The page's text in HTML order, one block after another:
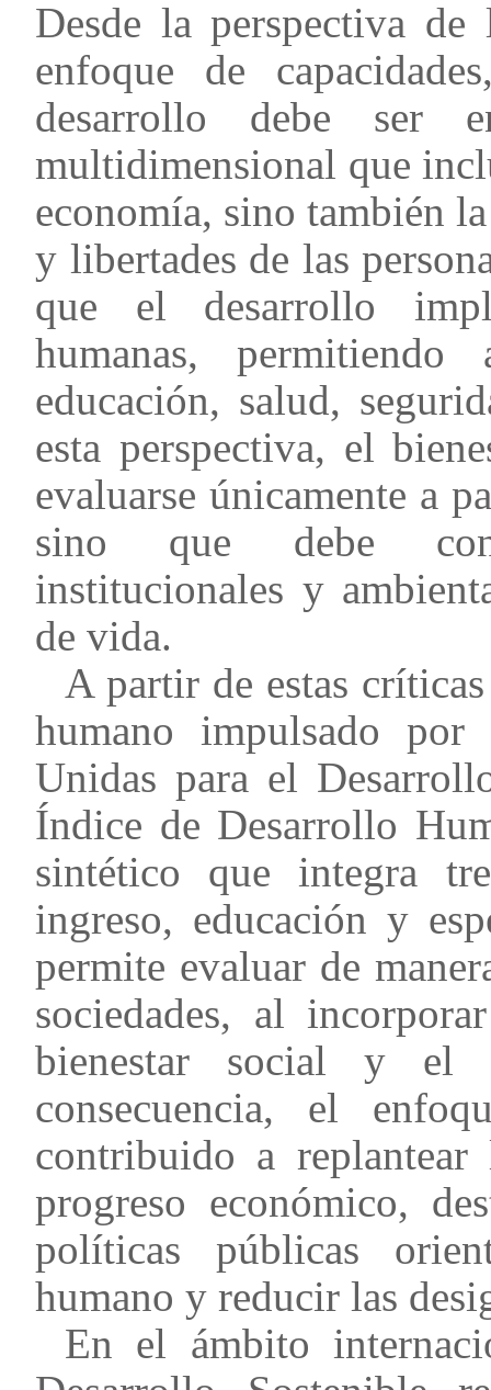
Desde la perspectiva
enfoque de
desarrollo debe ser
multidimensional que
economía, sino también
y libertades de las
que el desarrollo
humanas,
educación, salud,
esta perspectiva, el
evaluarse únicamente a
sino que debe
institucionales y
de vida.
A partir de estas
humano impulsado
Unidas para el
Índice de Desarrollo
sintético que integra
ingreso, educación y
permite evaluar de
sociedades, al
bienestar social y el
consecuencia, el
contribuido a
progreso económico,
políticas públicas
humano y reducir las
En el ámbito